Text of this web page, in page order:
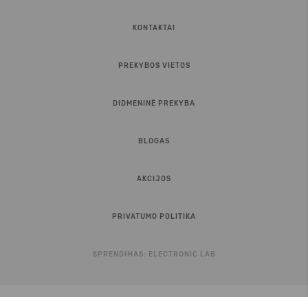
KONTAKTAI
PREKYBOS VIETOS
DIDMENINĖ PREKYBA
BLOGAS
AKCIJOS
PRIVATUMO POLITIKA
SPRENDIMAS: ELECTRONIC LAB